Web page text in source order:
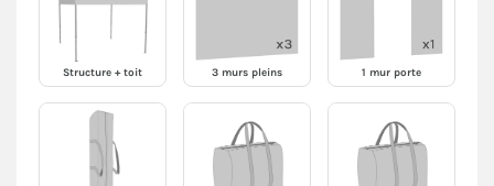
Structure + toit 3 murs pleins 1 mur porte